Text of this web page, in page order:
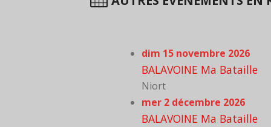
dim 15 novembre 2026
BALAVOINE Ma Bataille
Niort
mer 2 décembre 2026
BALAVOINE Ma Bataille